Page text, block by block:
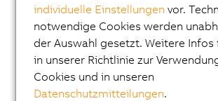
E-Mail-Service von B&R
Karriere
Lehre
Standorte
individuelle Einstellungen vor.
notwendige Cookies werden
der Auswahl gesetzt. Weitere Infos
in unserer Richtlinie zur
Cookies und in unseren
Datenschutzmitteilungen.